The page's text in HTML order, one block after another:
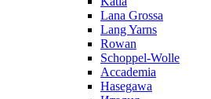
Lana Grossa
Lang Yarns
Rowan
Schoppel-Wolle
Accademia
Hasegawa